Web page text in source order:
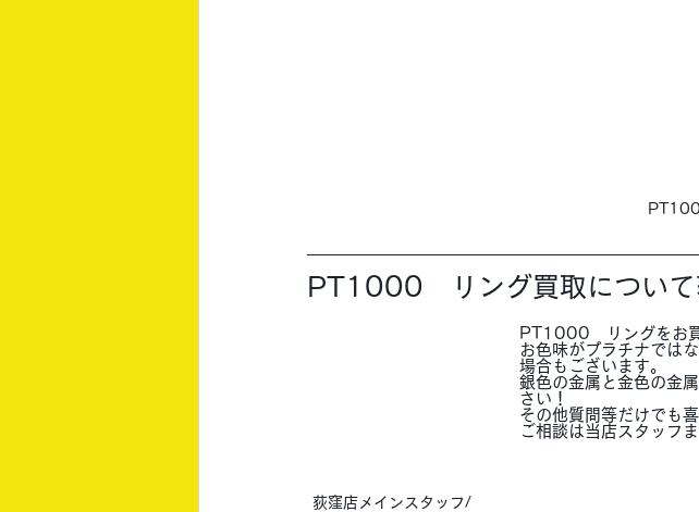
PT1000　リング買取について
荻窪店メインスタッフ/
PT1000　リングをお
お色味がプラチナでは
場合もございます。
銀色の金属と金色の金
さい！
その他質問等だけでも
ご相談は当店スタッフ